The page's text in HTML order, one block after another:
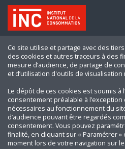
Ce site utilise et partage avec des
des cookies et autres traceurs à des
mesure d’audience, de partage de
et d’utilisation d'outils de visualisation
Le dépôt de ces cookies est soumis à
consentement préalable à
nécessaires au fonctionnement du
d’audience pouvant être regardés
consentement. Vous pouvez
finalité, en cliquant sur « Paramétrer
moment lors de votre navigation sur